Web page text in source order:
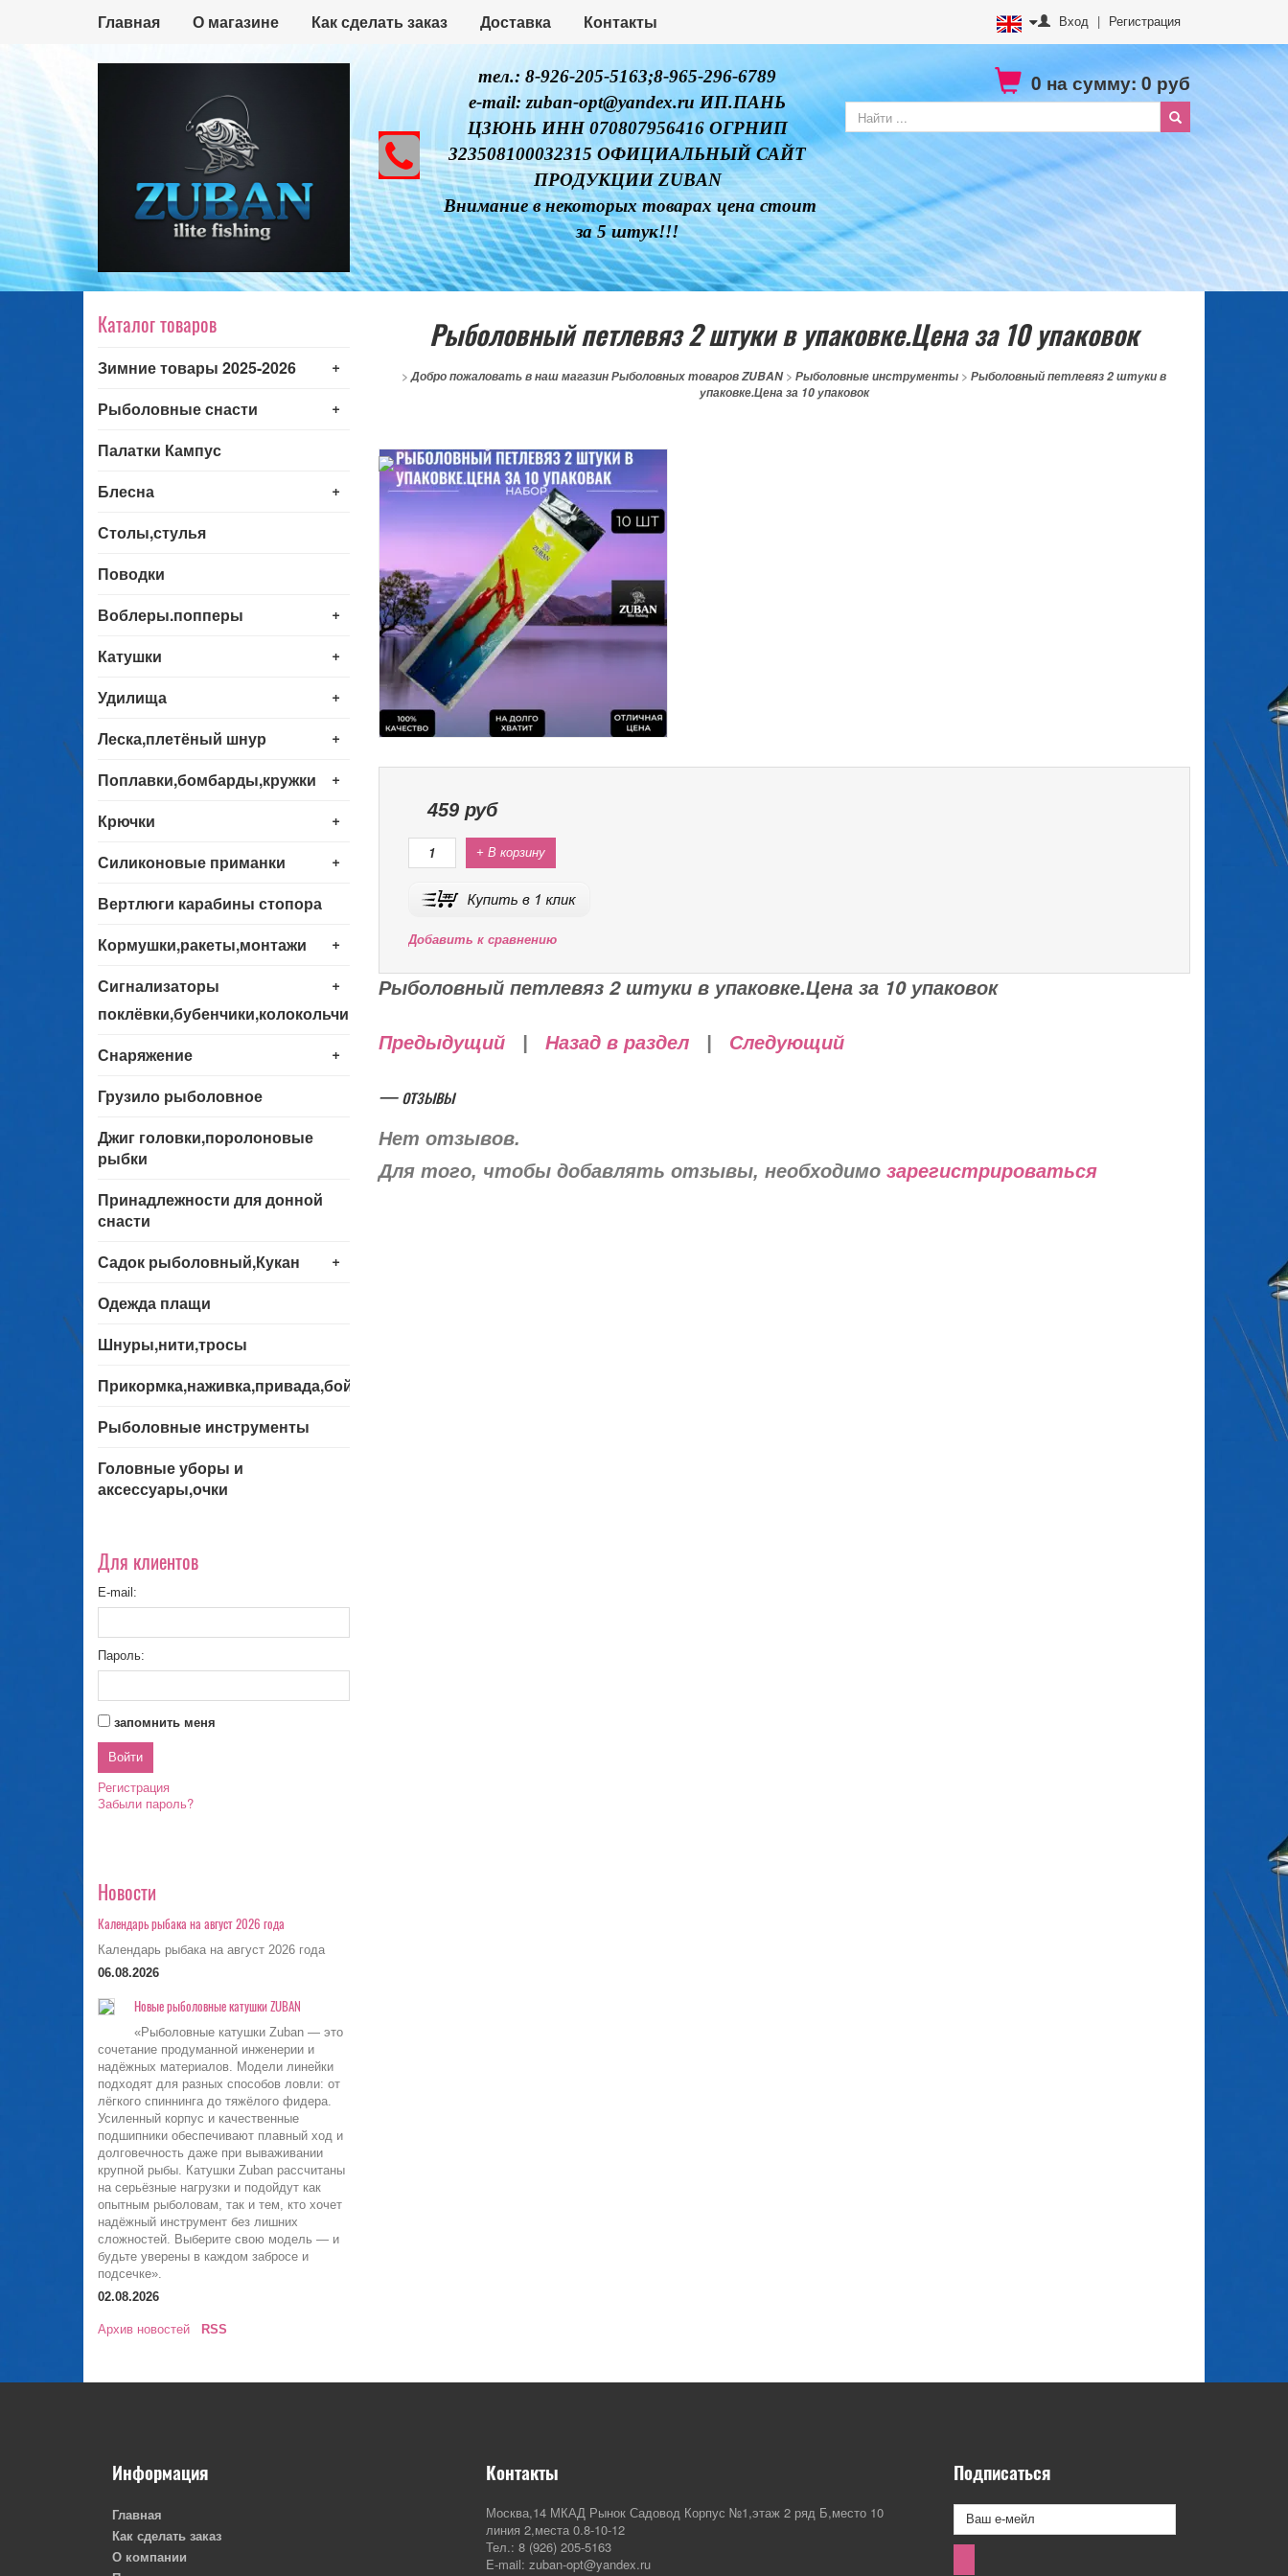
Вход | Регистрация
Главная О магазине Как сделать заказ Доставка Контакты
тел.: 8-926-205-5163;8-965-296-6789
e-mail: zuban-opt@yandex.ru ИП.ПАНЬ
ЦЗЮНЬ ИНН 070807956416 ОГРНИП
323508100032315 ОФИЦИАЛЬНЫЙ САЙТ
ПРОДУКЦИИ ZUBAN
Внимание в некоторых товарах цена стоит
за 5 штук!!!
0на сумму: 0 руб
Каталог товаров
+
Зимние товары 2025-2026
+
Рыболовные снасти
Палатки Кампус
+
Блесна
Столы,стулья
Поводки
+
Воблеры.попперы
+
Катушки
+
Удилища
+
Леска,плетёный шнур
+
Поплавки,бомбарды,кружки
+
Крючки
+
Силиконовые приманки
Вертлюги карабины стопора
+
Кормушки,ракеты,монтажи
+
Сигнализаторы
поклёвки,бубенчики,колокольчики
+
Снаряжение
Грузило рыболовное
Джиг головки,поролоновые
рыбки
Принадлежности для донной
снасти
+
Садок рыболовный,Кукан
Одежда плащи
Шнуры,нити,тросы
Прикормка,наживка,привада,бойла
Рыболовные инструменты
Головные уборы и
аксессуары,очки
Для клиентов
E-mail:
Пароль:
запомнить меня
Регистрация
Забыли пароль?
Новости
Календарь рыбака на август 2026 года
Календарь рыбака на август 2026 года
06.08.2026
Новые рыболовные катушки ZUBAN
«Рыболовные катушки Zuban — это
сочетание продуманной инженерии и
надёжных материалов. Модели линейки
подходят для разных способов ловли: от
лёгкого спиннинга до тяжёлого фидера.
Усиленный корпус и качественные
подшипники обеспечивают плавный ход и
долговечность даже при вываживании
крупной рыбы. Катушки Zuban рассчитаны
на серьёзные нагрузки и подойдут как
опытным рыболовам, так и тем, кто хочет
надёжный инструмент без лишних
сложностей. Выберите свою модель — и
будьте уверены в каждом забросе и
подсечке».
02.08.2026
Архив новостей RSS
Рыболовный петлевяз 2 штуки в упаковке.Цена за 10 упаковок
>Добро пожаловать в наш магазин Рыболовных товаров ZUBAN>Рыболовные инструменты >Рыболовный петлевяз 2 штуки в
упаковке.Цена за 10 упаковок
459руб
+ В корзину
Добавить к сравнению
Рыболовный петлевяз 2 штуки в упаковке.Цена за 10 упаковок
Предыдущий| Назад в раздел| Следующий
— отзывы
Нет отзывов.
Для того, чтобы добавлять отзывы, необходимо зарегистрироваться
Информация
Главная
Как сделать заказ
О компании
Контакты
Москва,14 МКАД Рынок Садовод Корпус №1,этаж 2 ряд Б,место 10
линия 2,места 0.8-10-12
Тел.: 8 (926) 205-5163
E-mail: zuban-opt@yandex.ru
Подписаться